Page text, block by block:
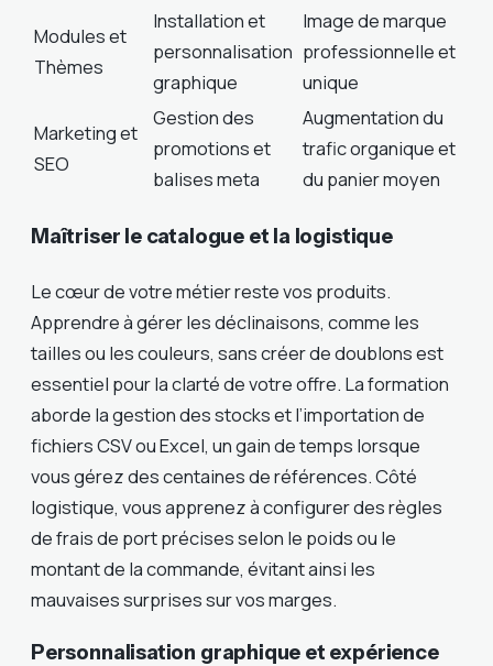
Modules et
Thèmes
Installation et
personnalisation
graphique
Image de marque
professionnelle et
unique
Marketing et
SEO
Gestion des
promotions et
balises meta
Augmentation du
trafic organique et
du panier moyen
Maîtriser le catalogue et la logistique
Le cœur de votre métier reste vos produits.
Apprendre à gérer les déclinaisons, comme les
tailles ou les couleurs, sans créer de doublons est
essentiel pour la clarté de votre offre. La formation
aborde la gestion des stocks et l’importation de
fichiers CSV ou Excel, un gain de temps lorsque
vous gérez des centaines de références. Côté
logistique, vous apprenez à configurer des règles
de frais de port précises selon le poids ou le
montant de la commande, évitant ainsi les
mauvaises surprises sur vos marges.
Personnalisation graphique et expérience